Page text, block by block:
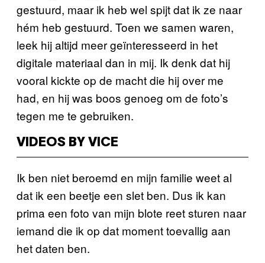
gestuurd, maar ik heb wel spijt dat ik ze naar
hém heb gestuurd. Toen we samen waren,
leek hij altijd meer geïnteresseerd in het
digitale materiaal dan in mij. Ik denk dat hij
vooral kickte op de macht die hij over me
had, en hij was boos genoeg om de foto’s
tegen me te gebruiken.
VIDEOS BY VICE
Ik ben niet beroemd en mijn familie weet al
dat ik een beetje een slet ben. Dus ik kan
prima een foto van mijn blote reet sturen naar
iemand die ik op dat moment toevallig aan
het daten ben.